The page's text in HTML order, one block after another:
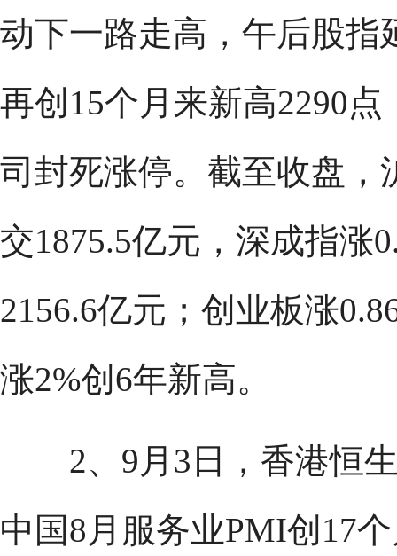
动下一路走高，午后股指
再创15个月来新高2290
司封死涨停。截至收盘，
交1875.5亿元，深成指涨
2156.6亿元；创业板涨
涨2%创6年新高。
2、9月3日，香港恒生
中国8月服务业PMI创17